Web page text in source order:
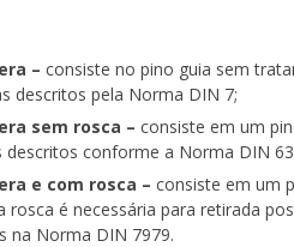
– consiste no pino guia sem
descritos pela Norma DIN 7;
sem rosca – consiste em um
conforme a Norma DIN
e com rosca – consiste em um
é necessária para retirada
na Norma DIN 7979.